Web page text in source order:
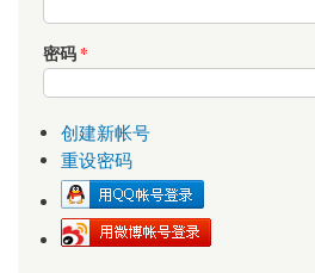
密码*
创建新帐号
重设密码